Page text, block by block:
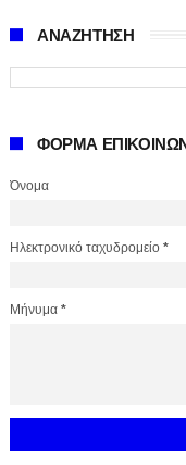
ΑΝΑΖΗΤΗΣΗ
ΦΟΡΜΑ
Όνομα
Ηλεκτρονικό ταχυδρομείο *
Μήνυμα *